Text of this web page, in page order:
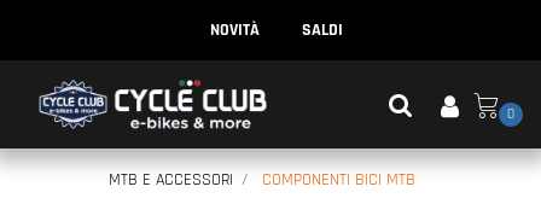
NOVITÀ SALDI
0
MTB E ACCESSORI COMPONENTI BICI MTB